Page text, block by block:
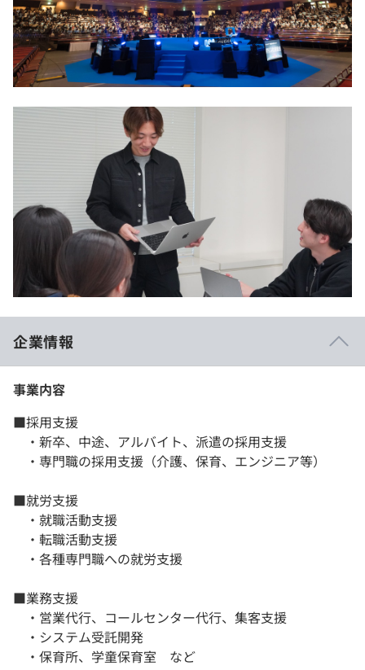
企業情報
事業内容
■採用支援
・新卒、中途、アルバイト、派遣の採用支援
・専門職の採用支援（介護、保育、エンジニア等）
■就労支援
・就職活動支援
・転職活動支援
・各種専門職への就労支援
■業務支援
・営業代行、コールセンター代行、集客支援
・システム受託開発
・保育所、学童保育室 など